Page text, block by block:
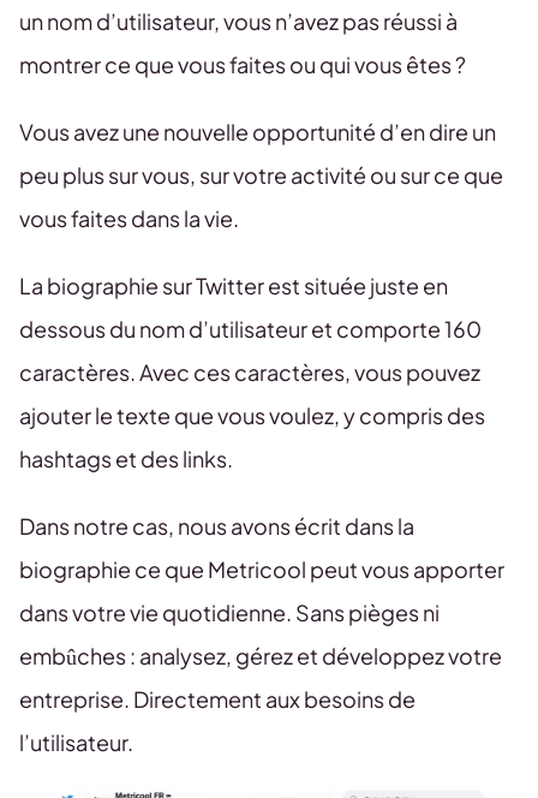
un nom d’utilisateur, vous n’avez pas réussi à
montrer ce que vous faites ou qui vous êtes ?
Vous avez une nouvelle opportunité d’en dire un
peu plus sur vous, sur votre activité ou sur ce que
vous faites dans la vie.
La biographie sur Twitter est située juste en
dessous du nom d’utilisateur et comporte 160
caractères. Avec ces caractères, vous pouvez
ajouter le texte que vous voulez, y compris des
hashtags et des links.
Dans notre cas, nous avons écrit dans la
biographie ce que Metricool peut vous apporter
dans votre vie quotidienne. Sans pièges ni
embûches : analysez, gérez et développez votre
entreprise. Directement aux besoins de
l’utilisateur.